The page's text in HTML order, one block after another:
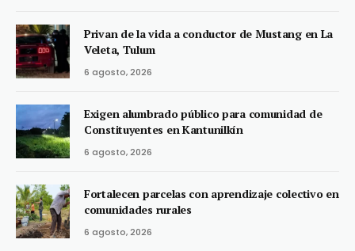
Privan de la vida a conductor de Mustang en La
Veleta, Tulum
6 agosto, 2026
Exigen alumbrado público para comunidad de
Constituyentes en Kantunilkín
6 agosto, 2026
Fortalecen parcelas con aprendizaje colectivo en
comunidades rurales
6 agosto, 2026